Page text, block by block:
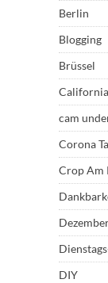
Berlin
Blogging
Brüssel
California
cam
Corona
Crop Am
DIY